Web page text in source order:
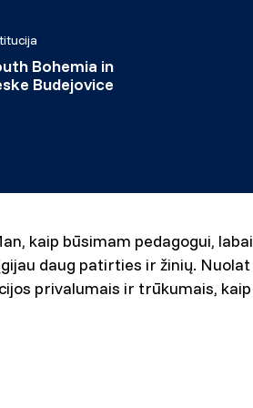
Bohemia in
Budejovice
kaip būsimam pedagogui, labai
daug patirties ir žinių. Nuolat
privalumais ir trūkumais, kaip